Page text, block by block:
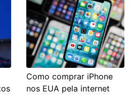
Como comprar iPhone
nos EUA pela internet